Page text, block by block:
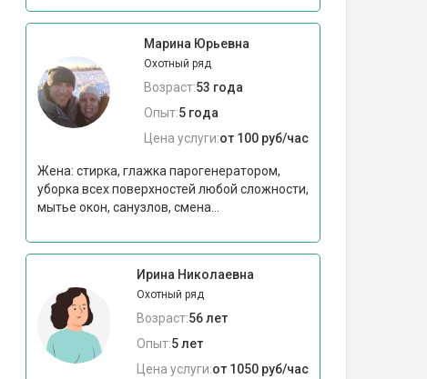
Марина Юрьевна
Охотный ряд
Возраст:53 года
Опыт:5 года
Цена услуги:от 100 руб/час
Жена: стирка, глажка парогенератором,
уборка всех поверхностей любой сложности,
мытье окон, санузлов, смена...
Ирина Николаевна
Охотный ряд
Возраст:56 лет
Опыт:5 лет
Цена услуги:от 1050 руб/час